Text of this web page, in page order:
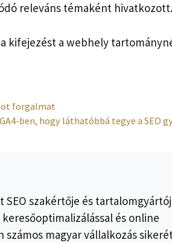
releváns témaként hivatkozott.
kifejezést a webhely
forgalmat
ben, hogy láthatóbbá tegye a SEO
SEO szakértője és
és online
magyar vállalkozás